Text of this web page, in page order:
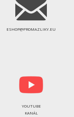
ESHOP@PROMAZLIKY.EU
YOUTUBE
KANÁL